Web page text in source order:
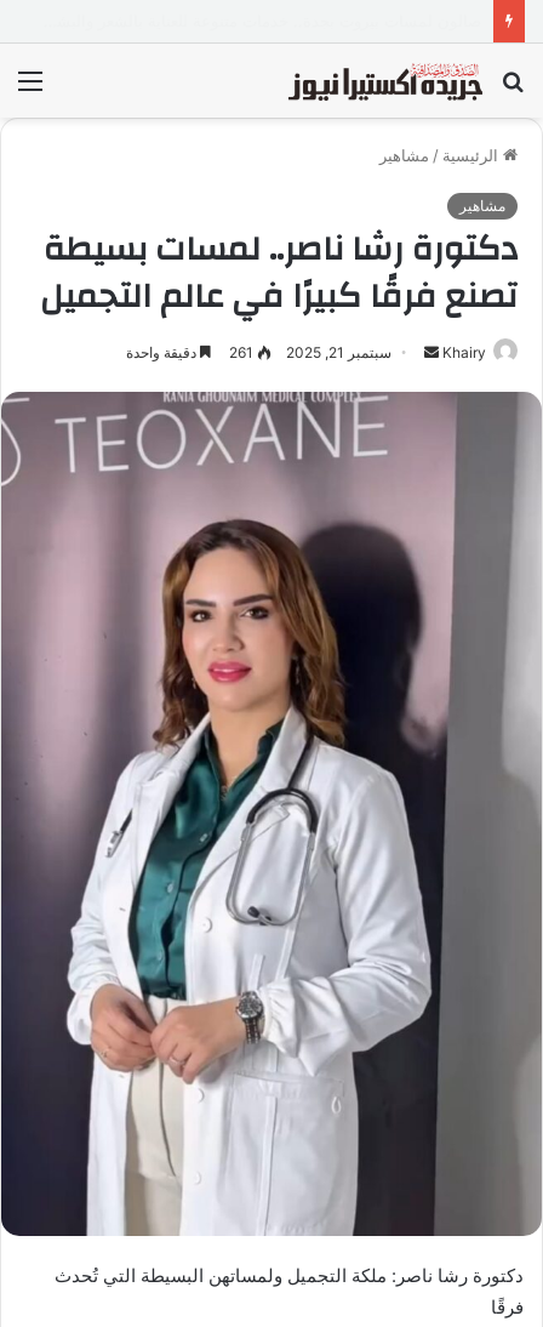
بحث
عن
الرئيسية / مشاهير
مشاهير
دكتورة رشا ناصر.. لمسات بسيطة
تصنع فرقًا كبيرًا في عالم التجميل
Khairy
ا
ل
ر
سبتمبر 21, 2025 261 دقيقة واحدة
دكتورة رشا ناصر: ملكة التجميل ولمساتهن البسيطة التي تُحدث
فرقًا